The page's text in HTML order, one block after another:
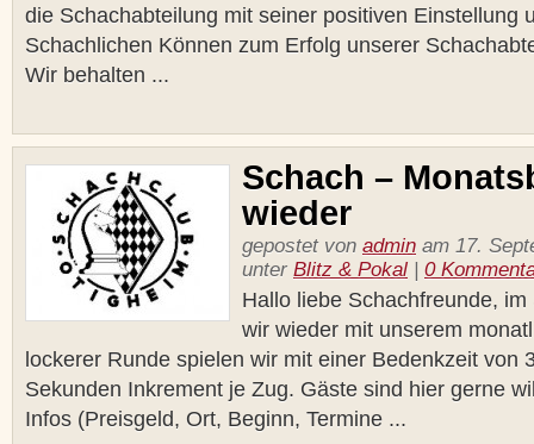
die Schachabteilung mit seiner positiven Einstellung
Schachlichen Können zum Erfolg unserer
Wir behalten ...
Schach –
wieder
gepostet von admin am 17.
unter Blitz & Pokal 0
Hallo liebe Schachfreunde,
wir wieder mit unserem
lockerer Runde spielen wir mit einer Bedenkzeit von
Sekunden Inkrement je Zug. Gäste sind hier gerne
Infos (Preisgeld, Ort, Beginn, Termine ...